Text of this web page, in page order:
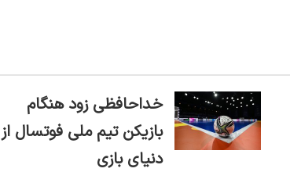
خداحافظی زود هنگام
بازیکن تیم ملی فوتسال از
دنیای بازی